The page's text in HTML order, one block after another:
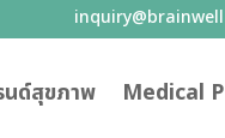
นด์สุขภาพ Medical